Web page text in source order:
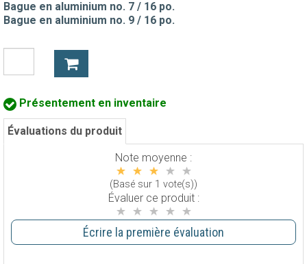
Bague en aluminium no. 7 / 16 po.
Bague en aluminium no. 9 / 16 po.
Présentement en inventaire
Évaluations du produit
Note moyenne :
(Basé sur 1 vote(s))
Évaluer ce produit :
Écrire la première évaluation